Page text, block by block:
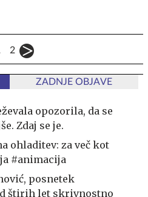
2
ZADNJE OBJAVE
opozorila, da se
Zdaj se je.
ohladitev: za več kot
#animacija
posnetek
štirih let skrivnostno